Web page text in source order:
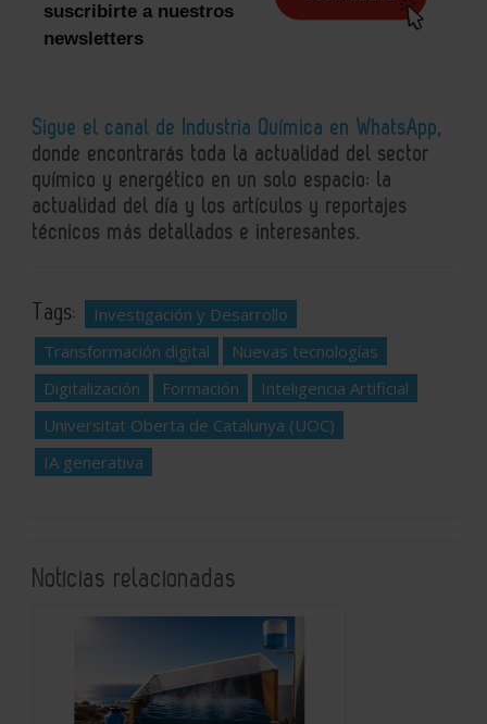
suscribirte a nuestros
newsletters
Sigue el canal de Industria Química en WhatsApp,
donde encontrarás toda la actualidad del sector
químico y energético en un solo espacio: la
actualidad del día y los artículos y reportajes
técnicos más detallados e interesantes.
Tags:
Investigación y Desarrollo
Transformación digital
Nuevas tecnologías
Digitalización
Formación
Inteligencia Artificial
Universitat Oberta de Catalunya (UOC)
IA generativa
Noticias relacionadas